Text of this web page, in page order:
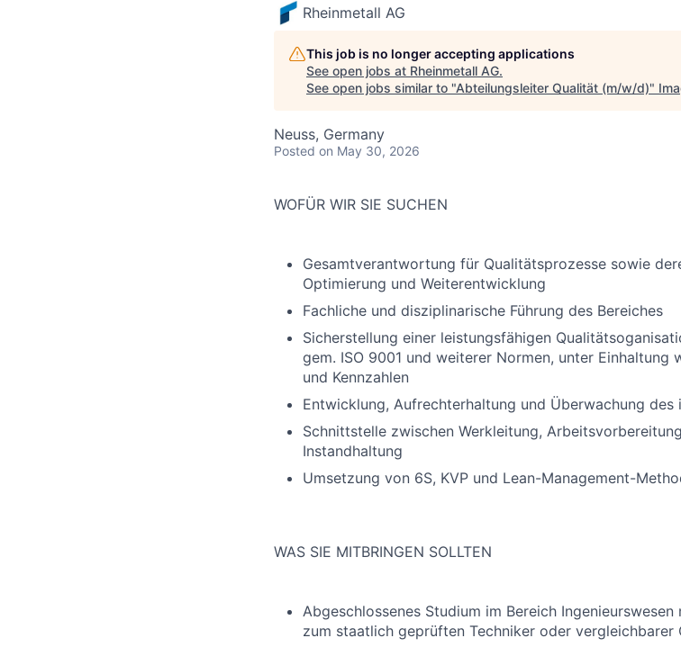
Rheinmetall AG
This job is no longer accepting applications
See open jobs at Rheinmetall AG.
See open jobs similar to "Abteilungsleiter Qualität (m/w/d)"
Neuss, Germany
Posted on May 30, 2026
WOFÜR WIR SIE SUCHEN
Gesamtverantwortung für Qualitätsprozesse sowie
Optimierung und Weiterentwicklung
Fachliche und disziplinarische Führung des Bereiches
Sicherstellung einer leistungsfähigen
gem. ISO 9001 und weiterer Normen, unter
und Kennzahlen
Entwicklung, Aufrechterhaltung und Überwachung
Schnittstelle zwischen Werkleitung,
Instandhaltung
Umsetzung von 6S, KVP und Lean-Management-
WAS SIE MITBRINGEN SOLLTEN
Abgeschlossenes Studium im Bereich
zum staatlich geprüften Techniker oder vergleichbarer